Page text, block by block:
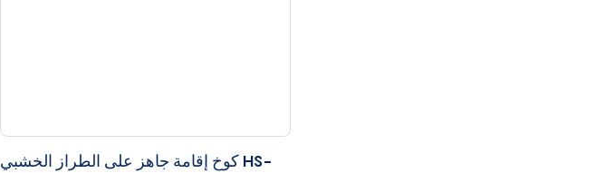
كوخ إقامة جاهز على الطراز الخشبي HS-